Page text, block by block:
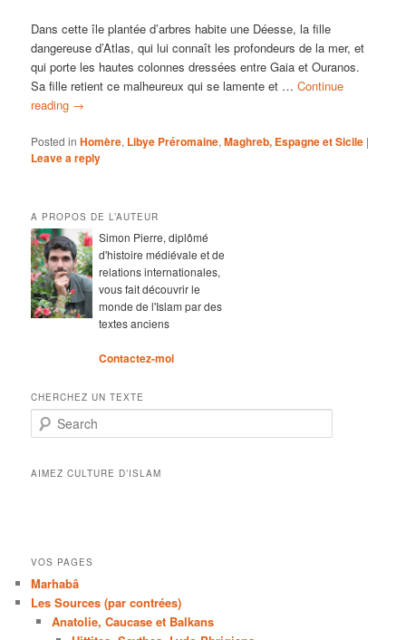
Dans cette île plantée d’arbres habite une Déesse, la fille
dangereuse d’Atlas, qui lui connaît les profondeurs de la mer, et
qui porte les hautes colonnes dressées entre Gaia et Ouranos.
Sa fille retient ce malheureux qui se lamente et …Continue
reading →
Posted in Homère, Libye Préromaine,Maghreb, Espagne et Sicile |
Leave a reply
A PROPOS DE L’AUTEUR
Simon Pierre, diplômé
d'histoire médiévale et de
relations internationales,
vous fait découvrir le
monde de l'Islam par des
textes anciens
Contactez-moi
CHERCHEZ UN TEXTE
Search
AIMEZ CULTURE D’ISLAM
VOS PAGES
Marhabâ
Les Sources (par contrées)
Anatolie, Caucase et Balkans